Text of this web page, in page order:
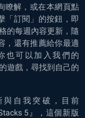
瞭解，或在本網頁點
「訂閱」的按鈕，即
的每週內容更新，隨
，還有推薦給你最適
也可以加入我們的
遊戲，尋找到自己的
與自我突破，目前
5』，這個新版